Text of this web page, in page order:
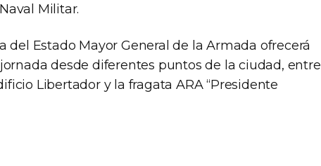
Militar.
del Estado Mayor General de la Armada ofrecerá
desde diferentes puntos de la ciudad, entre
Libertador y la fragata ARA “Presidente